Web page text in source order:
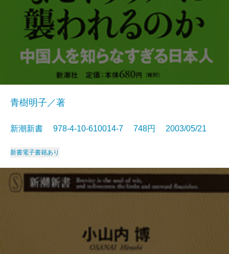
青樹明子／著
新潮新書 978-4-10-610014-7 748円 2003/05/21
新書電子書籍あり